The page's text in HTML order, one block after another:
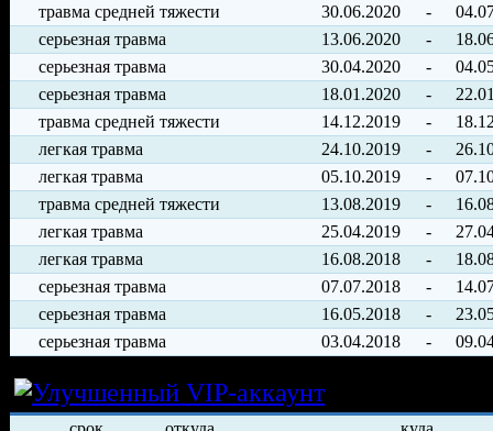
травма средней тяжести
30.06.2020 -
серьезная травма
13.06.2020 -
серьезная травма
30.04.2020 -
серьезная травма
18.01.2020 -
травма средней тяжести
14.12.2019 -
легкая травма
24.10.2019 -
легкая травма
05.10.2019 -
травма средней тяжести
13.08.2019 -
легкая травма
25.04.2019 -
легкая травма
16.08.2018 -
серьезная травма
07.07.2018 -
серьезная травма
16.05.2018 -
серьезная травма
03.04.2018 -
Условия